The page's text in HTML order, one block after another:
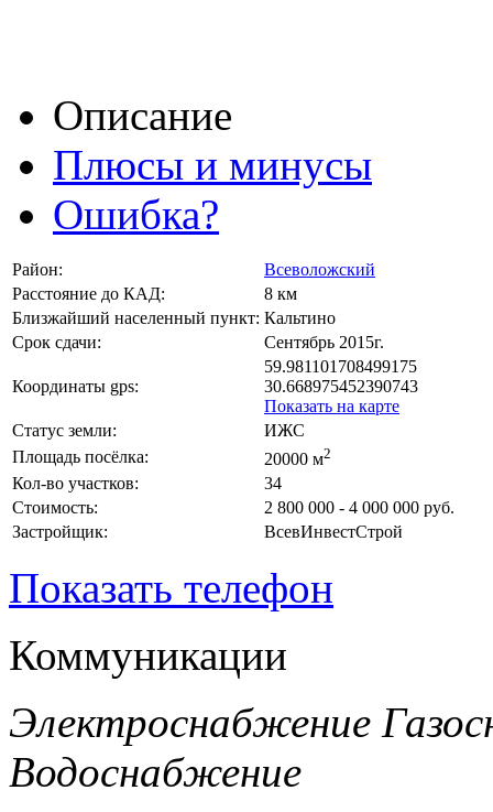
Описание
Плюсы и минусы
Ошибка?
Район:
Всеволожский
Расстояние до КАД:
8 км
Близжайший населенный пункт: Кальтино
Срок сдачи:
Сентябрь 2015г.
Координаты gps:
59.981101708499175
30.668975452390743
Показать на карте
Статус земли:
ИЖС
Площадь посёлка:
20000 м2
Кол-во участков:
34
Стоимость:
2 800 000 - 4 000 000 руб.
Застройщик:
ВсевИнвестСтрой
Показать телефон
Коммуникации
Электроснабжение
Водоснабжение